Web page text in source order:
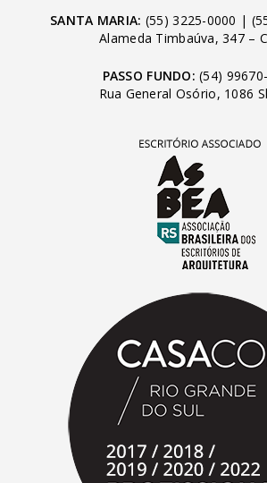
SANTA MARIA: (55) 3225-0000 |
Alameda Timbaúva, 347 –
PASSO FUNDO: (54)
Rua General Osório, 1086